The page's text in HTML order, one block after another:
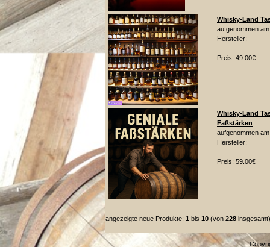
Whisky-Land
aufgenommen
Hersteller:
Preis: 49.00€
Whisky-Land
Faßstärken
aufgenommen
Hersteller:
Preis: 59.00€
angezeigte neue Produkte: 1 bis 10 (von 228 insgesamt)